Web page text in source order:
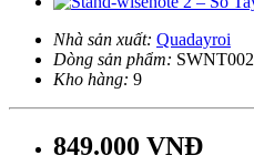
Nhà sản xuất: Quadayroi
Dòng sản phẩm: SWNT002
Kho hàng: 9
849.000 VNĐ